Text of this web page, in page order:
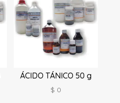
ÁCIDO TÁNICO 50 g
$ 0